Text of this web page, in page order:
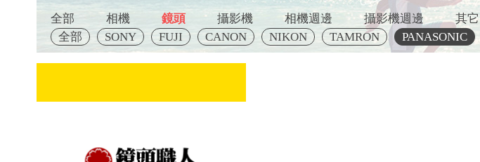
全部 相機
鏡頭
全部
SONY FUJI CANON NIKON TAMRON PANASONIC
攝影機 相機週邊 攝影機週邊 其它